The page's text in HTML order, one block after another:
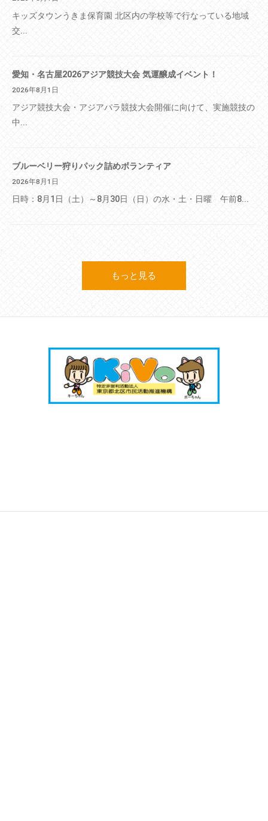
キッズタウンうきま保育園 北区内の学校等で行なっている地域
交...
愛知・名古屋2026アジア競技大会 気運醸成イベント！
2026年8月1日
アジア競技大会・アジアパラ競技大会開催に向けて、実施競技の
中...
ブルーベリー狩りパック詰めボランティア
2026年8月1日
日時：8月1日（土）～8月30日（日）の水・土・日曜 午前8...
もっと見る